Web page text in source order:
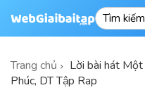
Trang chủ
Lời bài hát
Phúc, DT Tập Rap